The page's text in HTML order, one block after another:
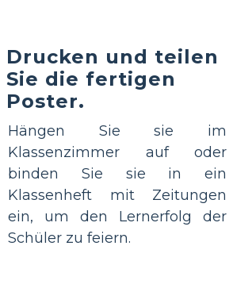
Drucken und teilen
Sie die fertigen
Poster.
Hängen Sie sie im
Klassenzimmer auf oder
binden Sie sie in ein
Klassenheft mit Zeitungen
ein, um den Lernerfolg der
Schüler zu feiern.